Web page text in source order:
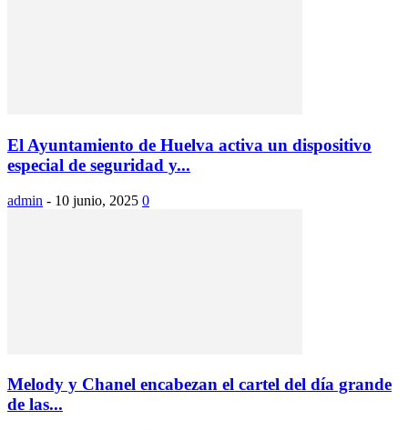
El Ayuntamiento de Huelva activa un dispositivo
especial de seguridad y...
admin - 10 junio, 2025 0
Melody y Chanel encabezan el cartel del día grande
de las...